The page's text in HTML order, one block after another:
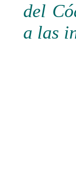
del
a las